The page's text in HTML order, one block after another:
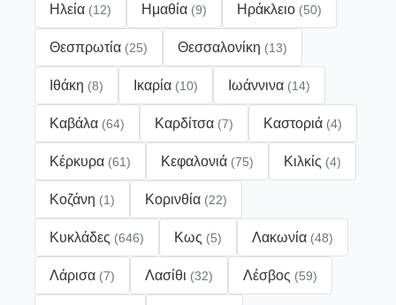
Ηλεία (12) Ημαθία (9) Ηράκλειο (50)
Θεσπρωτία (25) Θεσσαλονίκη (13)
Ιθάκη (8) Ικαρία (10) Ιωάννινα (14)
Καβάλα (64) Καρδίτσα (7) Καστοριά (4)
Κέρκυρα (61) Κεφαλονιά (75) Κιλκίς (4)
Κοζάνη (1) Κορινθία (22)
Κυκλάδες (646) Κως (5) Λακωνία (48)
Λάρισα (7) Λασίθι (32) Λέσβος (59)